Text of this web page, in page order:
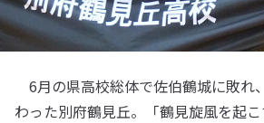
6月の県高校総体で佐伯鶴城に敗れ
わった別府鶴見丘。「鶴見旋風を起